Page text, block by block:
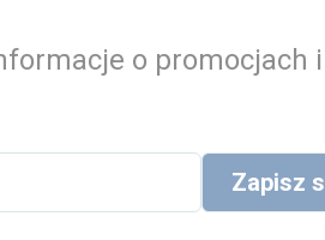
o promocjach i